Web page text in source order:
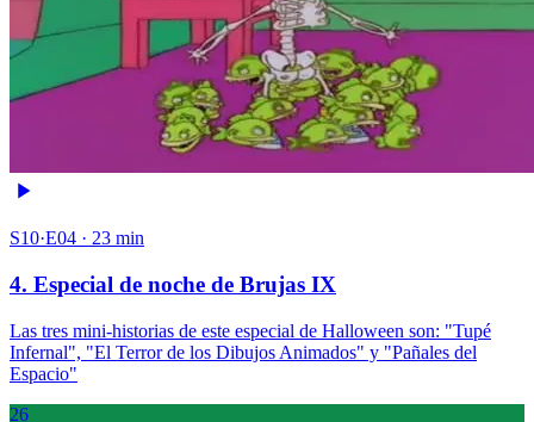
S10·E04 · 23 min
4. Especial de noche de Brujas IX
Las tres mini-historias de este especial de Halloween son: "Tupé
Infernal", "El Terror de los Dibujos Animados" y "Pañales del
Espacio"
26